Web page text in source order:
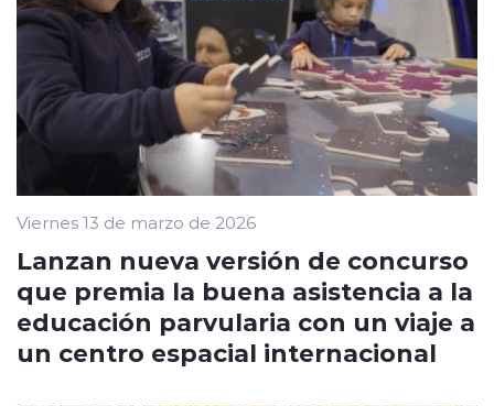
Viernes 13 de marzo de 2026
Lanzan nueva versión de concurso
que premia la buena asistencia a la
educación parvularia con un viaje a
un centro espacial internacional